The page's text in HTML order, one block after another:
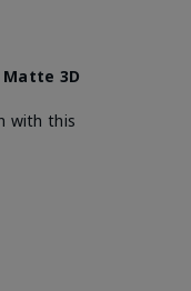
3D
with this